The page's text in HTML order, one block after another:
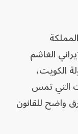
الغاشم
الكويت،
التي تمس
واضح للقانون